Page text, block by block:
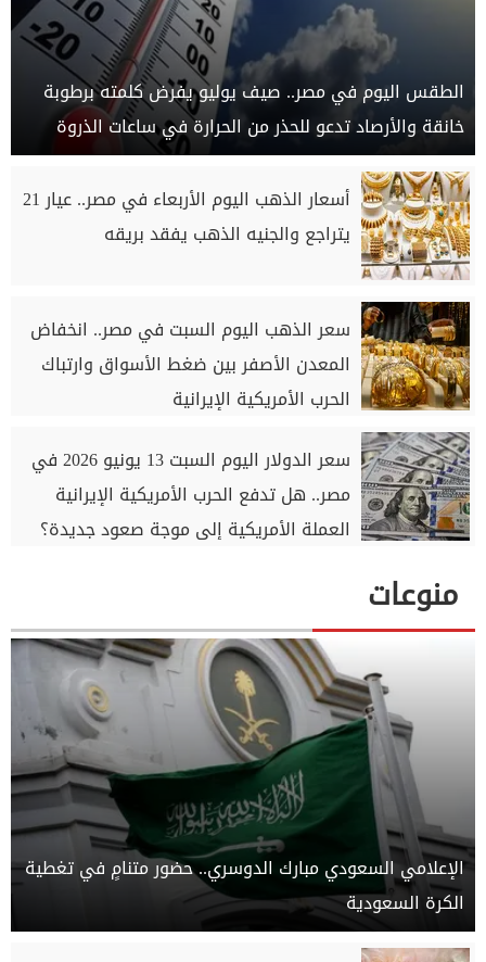
الطقس اليوم في مصر.. صيف يوليو يفرض كلمته برطوبة
خانقة والأرصاد تدعو للحذر من الحرارة في ساعات الذروة
أسعار الذهب اليوم الأربعاء في مصر.. عيار 21
يتراجع والجنيه الذهب يفقد بريقه
سعر الذهب اليوم السبت في مصر.. انخفاض
المعدن الأصفر بين ضغط الأسواق وارتباك
الحرب الأمريكية الإيرانية
سعر الدولار اليوم السبت 13 يونيو 2026 في
مصر.. هل تدفع الحرب الأمريكية الإيرانية
العملة الأمريكية إلى موجة صعود جديدة؟
منوعات
الإعلامي السعودي مبارك الدوسري.. حضور متنامٍ في تغطية
الكرة السعودية